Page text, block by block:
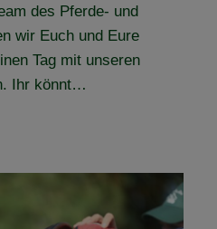
des Pferde- und
wir Euch und Eure
Tag mit unseren
Ihr könnt…